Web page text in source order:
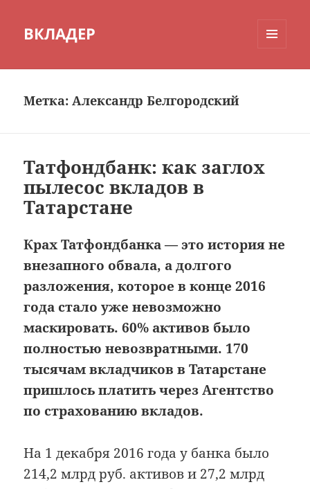
ВКЛАДЕР
Метка:Александр Белгородский
Татфондбанк: как заглох
пылесос вкладов в
Татарстане
Крах Татфондбанка — это история не
внезапного обвала, а долгого
разложения, которое в конце 2016
года стало уже невозможно
маскировать. 60% активов было
полностью невозвратными. 170
тысячам вкладчиков в Татарстане
пришлось платить через Агентство
по страхованию вкладов.
На 1 декабря 2016 года у банка было
214,2 млрд руб. активов и 27,2 млрд